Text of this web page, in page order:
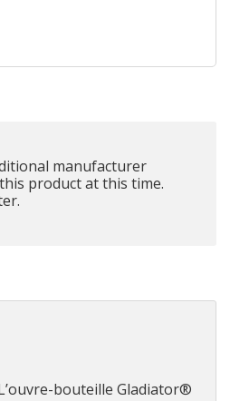
manufacturer
product at this time.
bouteille Gladiator®